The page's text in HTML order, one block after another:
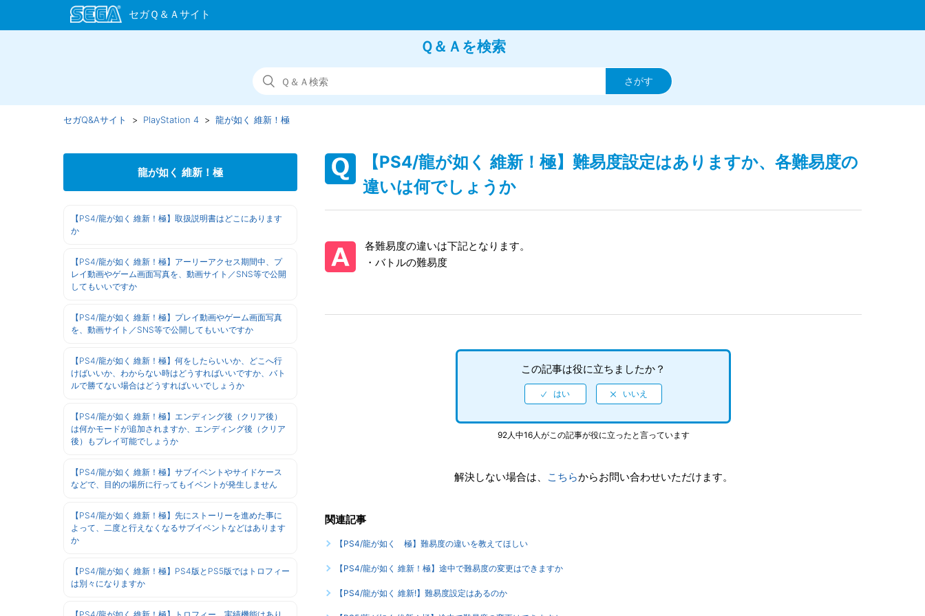
Ｑ＆Ａを検索
セガQ&Aサイト PlayStation 4 龍が如く 維新！極
龍が如く 維新！極
【PS4/龍が如く 維新！極】取扱説明書はどこにあります
か
【PS4/龍が如く 維新！極】アーリーアクセス期間中、プ
レイ動画やゲーム画面写真を、動画サイト／SNS等で公開
してもいいですか
【PS4/龍が如く 維新！極】プレイ動画やゲーム画面写真
を、動画サイト／SNS等で公開してもいいですか
【PS4/龍が如く 維新！極】何をしたらいいか、どこへ行
けばいいか、わからない時はどうすればいいですか、バト
ルで勝てない場合はどうすればいいでしょうか
【PS4/龍が如く 維新！極】エンディング後（クリア後）
は何かモードが追加されますか、エンディング後（クリア
後）もプレイ可能でしょうか
【PS4/龍が如く 維新！極】サブイベントやサイドケース
などで、目的の場所に行ってもイベントが発生しません
【PS4/龍が如く 維新！極】先にストーリーを進めた事に
よって、二度と行えなくなるサブイベントなどはあります
か
【PS4/龍が如く 維新！極】PS4版とPS5版ではトロフィー
は別々になりますか
【PS4/龍が如く 維新！極】難易度設定はありますか、各難易度の
違いは何でしょうか
各難易度の違いは下記となります。
・バトルの難易度
この記事は役に立ちましたか？
92人中16人がこの記事が役に立ったと言っています
解決しない場合は、 こちらからお問い合わせいただけます。
関連記事
【PS4/龍が如く 極】難易度の違いを教えてほしい
【PS4/龍が如く 維新！極】途中で難易度の変更はできますか
【PS4/龍が如く 維新!】難易度設定はあるのか